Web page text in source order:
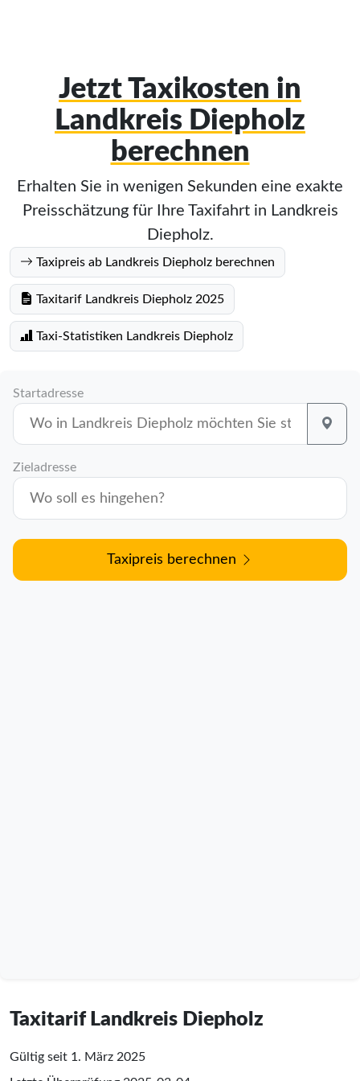
Jetzt Taxikosten in
Landkreis Diepholz
berechnen
Erhalten Sie in wenigen Sekunden eine exakte
Preisschätzung für Ihre Taxifahrt in Landkreis
Diepholz.
Taxipreis ab Landkreis Diepholz berechnen
Taxitarif Landkreis Diepholz 2025
Taxi-Statistiken Landkreis Diepholz
Startadresse
Zieladresse
Taxipreis berechnen
Taxitarif Landkreis Diepholz
Gültig seit 1. März 2025